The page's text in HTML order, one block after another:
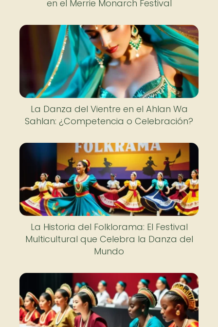
en el Merrie Monarch Festival
La Danza del Vientre en el Ahlan Wa
Sahlan: ¿Competencia o Celebración?
La Historia del Folklorama: El Festival
Multicultural que Celebra la Danza del
Mundo